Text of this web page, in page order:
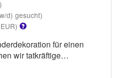
d) gesucht)
für einen
wir tatkräftige